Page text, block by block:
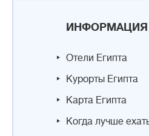
ИНФОРМАЦИЯ
Отели Египта
Курорты Египта
Карта Египта
Когда лучше